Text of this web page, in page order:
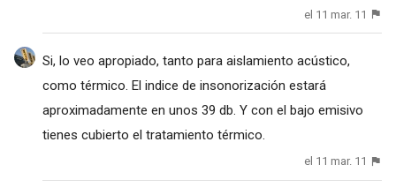
el 11 mar. 11
Si, lo veo apropiado, tanto para aislamiento acústico,
como térmico. El indice de insonorización estará
aproximadamente en unos 39 db. Y con el bajo emisivo
tienes cubierto el tratamiento térmico.
el 11 mar. 11